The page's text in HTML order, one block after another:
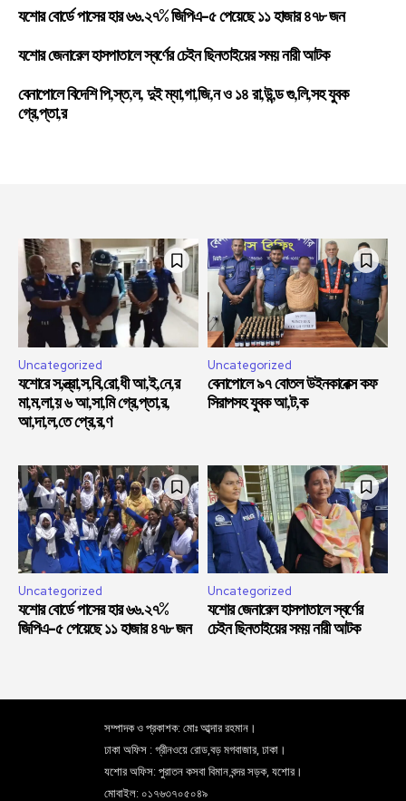
যশোর বোর্ডে পাসের হার ৬৬.২৭% জিপিএ-৫ পেয়েছে ১১ হাজার ৪৭৮ জন
যশোর জেনারেল হাসপাতালে স্বর্ণের চেইন ছিনতাইয়ের সময় নারী আটক
বেনাপোলে বিদেশি পি,স্ত,ল, দুই ম্যা,গা,জি,ন ও ১৪ রা,উ,ন্ড গু,লি,সহ যুবক
গ্রে,প্তা,র
Uncategorized
যশোরে স,ন্ত্রা,স,বি,রো,ধী আ,ই,নে,র
মা,ম,লা,য় ৬ আ,সা,মি গ্রে,প্তা,র,
আ,দা,ল,তে প্রে,র,ণ
Uncategorized
বেনাপোলে ৯৭ বোতল উইনকারেক্স কফ
সিরাপসহ যুবক আ,ট,ক
Uncategorized
যশোর বোর্ডে পাসের হার ৬৬.২৭%
জিপিএ-৫ পেয়েছে ১১ হাজার ৪৭৮ জন
Uncategorized
যশোর জেনারেল হাসপাতালে স্বর্ণের
চেইন ছিনতাইয়ের সময় নারী আটক
সম্পাদক ও প্রকাশক: মোঃ আব্দার রহমান।
ঢাকা অফিস : গ্রীনওয়ে রোড,বড় মগবাজার, ঢাকা।
যশোর অফিস: পুরাতন কসবা বিমান বন্দর সড়ক, যশোর।
মোবাইল: ০১৭৬৩৭০৫০৪৯